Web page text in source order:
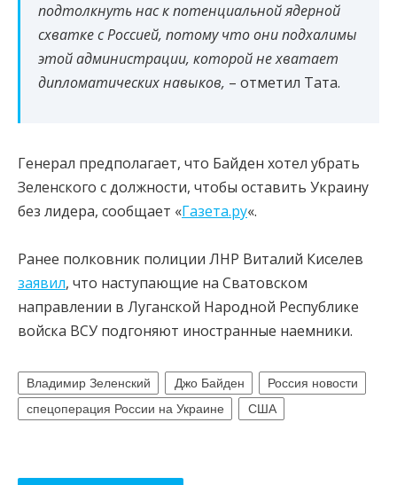
подтолкнуть нас к потенциальной ядерной
схватке сРоссией, потому что они подхалимы
этой администрации, которой не хватает
дипломатических навыков, – отметил Тата.
Генерал предполагает, что Байден хотел убрать
Зеленского с должности, чтобы оставить Украину
без лидера, сообщает «Газета.ру«.
Ранее полковник полиции ЛНР Виталий Киселев
заявил, что наступающие на Сватовском
направлении в Луганской Народной Республике
войска ВСУ подгоняют иностранные наемники.
Владимир Зеленский Джо Байден
Россия новости
спецоперация России на Украине
США